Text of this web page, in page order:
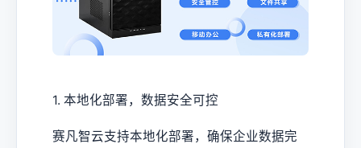
1. 本地化部署，数据安全可控
赛凡智云支持本地化部署，确保企业数据完